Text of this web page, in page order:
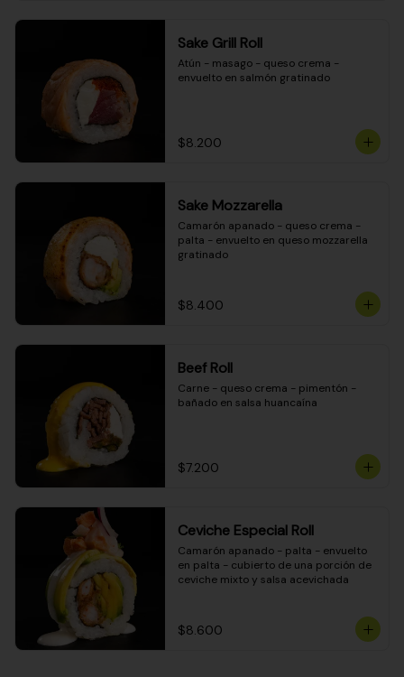
Sake Grill Roll
Atún - masago - queso crema -
envuelto en salmón gratinado
$8.200
Sake Mozzarella
Camarón apanado - queso crema -
palta - envuelto en queso mozzarella
gratinado
$8.400
Beef Roll
Carne - queso crema - pimentón -
bañado en salsa huancaína
$7.200
Ceviche Especial Roll
Camarón apanado - palta - envuelto
en palta - cubierto de una porción de
ceviche mixto y salsa acevichada
$8.600